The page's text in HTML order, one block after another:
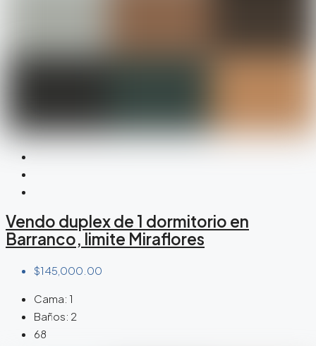
Vendo duplex de 1 dormitorio en
Barranco, limite Miraflores
$145,000.00
Cama: 1
Baños: 2
68